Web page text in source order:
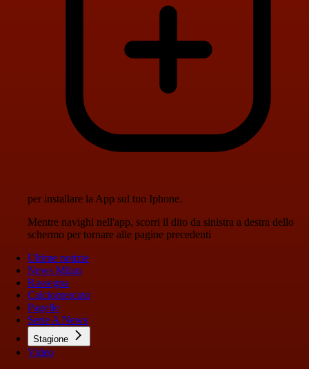
per installare la App sul tuo Iphone.
Mentre navighi nell'app, scorri il dito da sinistra a destra dello
schermo per tornare alle pagine precedenti
Ultime notizie
News Milan
Rassegna
Calciomercato
Pagelle
Serie A News
Stagione
Video